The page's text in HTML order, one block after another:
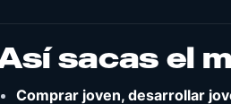
sacas el
Comprar joven, desarrollar